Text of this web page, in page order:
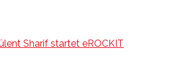
Sharif startet eROCKIT